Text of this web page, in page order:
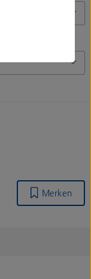
Merken